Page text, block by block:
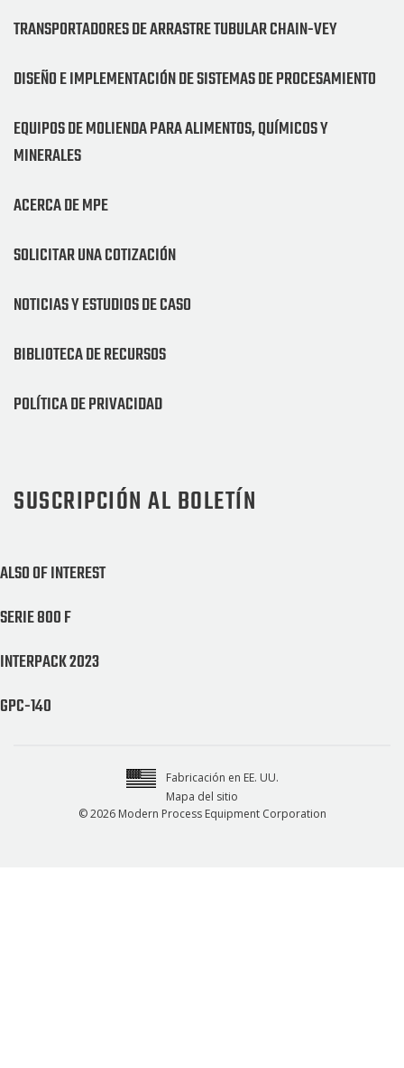
TRANSPORTADORES DE ARRASTRE TUBULAR CHAIN-VEY
DISEÑO E IMPLEMENTACIÓN DE SISTEMAS DE PROCESAMIENTO
EQUIPOS DE MOLIENDA PARA ALIMENTOS, QUÍMICOS Y
MINERALES
ACERCA DE MPE
SOLICITAR UNA COTIZACIÓN
NOTICIAS Y ESTUDIOS DE CASO
BIBLIOTECA DE RECURSOS
POLÍTICA DE PRIVACIDAD
SUSCRIPCIÓN AL BOLETÍN
ALSO OF INTEREST
SERIE 800 F
INTERPACK 2023
GPC-140
Fabricación en EE. UU.
Mapa del sitio
© 2026 Modern Process Equipment Corporation